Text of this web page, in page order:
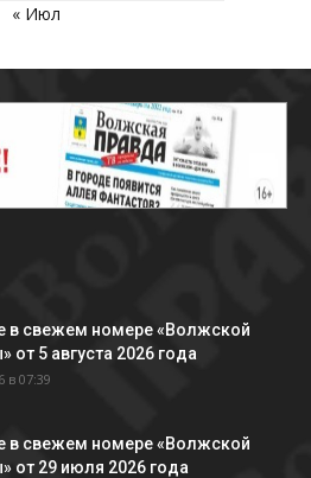
« Июл
в свежем номере «Волжской
от 5 августа 2026 года
в 07:39
в свежем номере «Волжской
от 29 июля 2026 года